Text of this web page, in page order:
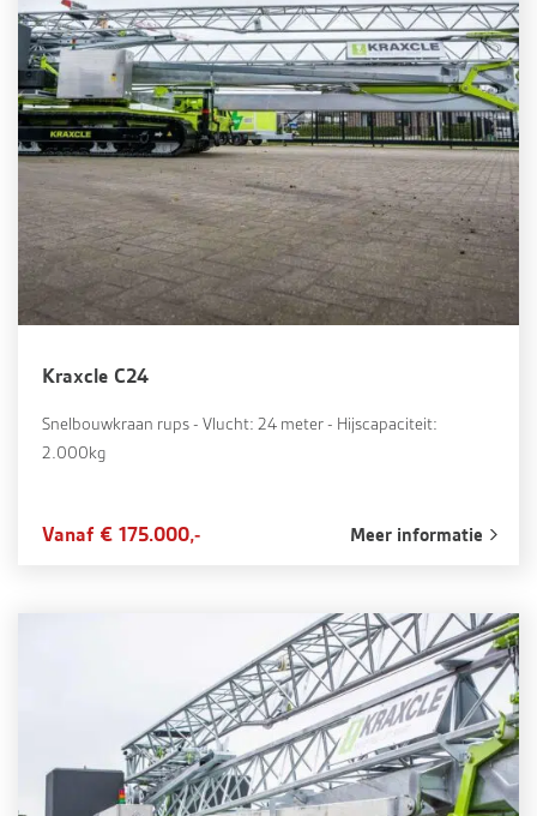
Kraxcle C24
Snelbouwkraan rups - Vlucht: 24 meter - Hijscapaciteit:
2.000kg
Vanaf € 175.000,- Meer informatie